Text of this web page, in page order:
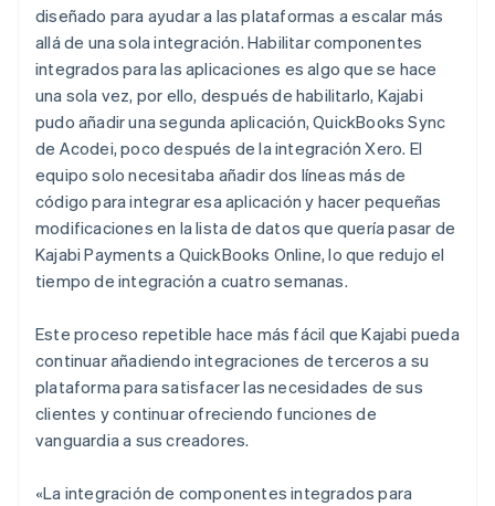
diseñado para ayudar a las plataformas a escalar más
allá de una sola integración. Habilitar componentes
integrados para las aplicaciones es algo que se hace
una sola vez, por ello, después de habilitarlo, Kajabi
pudo añadir una segunda aplicación, QuickBooks Sync
de Acodei, poco después de la integración Xero. El
equipo solo necesitaba añadir dos líneas más de
código para integrar esa aplicación y hacer pequeñas
modificaciones en la lista de datos que quería pasar de
Kajabi Payments a QuickBooks Online, lo que redujo el
tiempo de integración a cuatro semanas.
Este proceso repetible hace más fácil que Kajabi pueda
continuar añadiendo integraciones de terceros a su
plataforma para satisfacer las necesidades de sus
clientes y continuar ofreciendo funciones de
vanguardia a sus creadores.
«La integración de componentes integrados para